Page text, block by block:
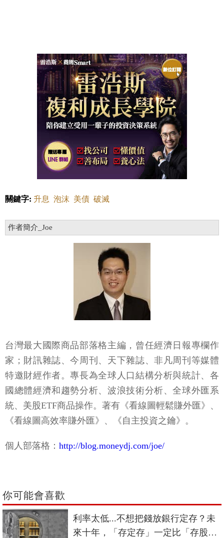
關鍵字: 升息 泡沫 美債 破滅
作者簡介_Joe
台灣最大國際商品部落格主編，曾任經濟日報專欄作
家；財訊雜誌、今周刊、天下雜誌、非凡周刊等媒體
特邀財經作者。專長為全球人口結構分析與統計、各
國總體經濟和趨勢分析、波浪技術分析、全球外匯系
統、美股ETF商品操作。著有《看線圖輕鬆賺外匯》、
《看線圖高效率賺外匯》、《自主投資之鑰》。
個人部落格： http://blog.moneydj.com/joe/
你可能會喜歡
利率太低...不想把錢放銀行定存？未
來十年，「存定存」一定比「存股